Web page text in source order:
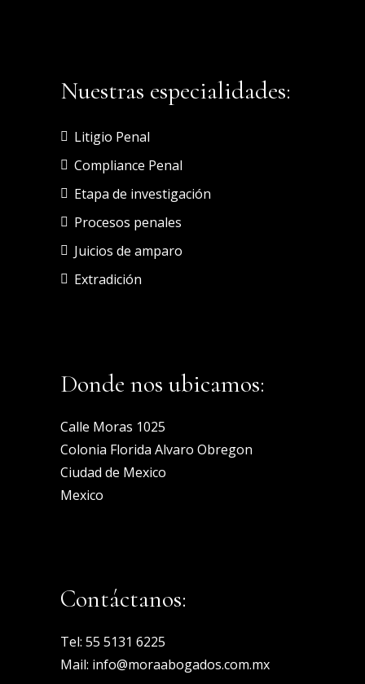
Nuestras especialidades:
Litigio Penal
Compliance Penal
Etapa de investigación
Procesos penales
Juicios de amparo
Extradición
Donde nos ubicamos:
Calle Moras 1025
Colonia Florida Alvaro Obregon
Ciudad de Mexico
Mexico
Contáctanos:
Tel: 55 5131 6225
Mail: info@moraabogados.com.mx